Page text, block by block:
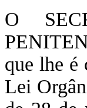
O
que lhe é
Lei